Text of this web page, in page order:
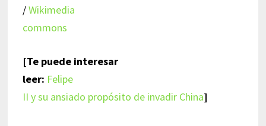
/Wikimedia
commons
[Te puede interesar
leer: Felipe
II y su ansiado propósito de invadir China]